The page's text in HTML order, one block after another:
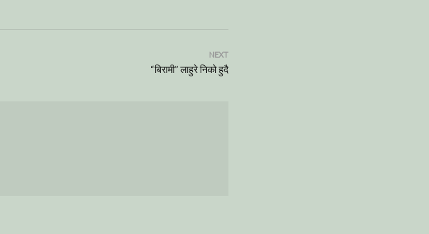
NEXT
“बिरामी” लाहुरे निको हुदै